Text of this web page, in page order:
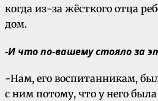
когда из-за жёсткого отца
дом.
-И что по-вашему стояло за
-Нам, его воспитанникам,
с ним потому, что у него